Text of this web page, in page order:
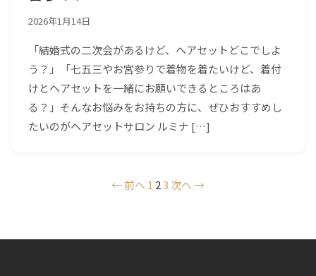
2026年1月14日
「結婚式の二次会があるけど、ヘアセットどこでしよ
う？」「七五三やお宮参りで着物を着たいけど、着付
けとヘアセットを一緒にお願いできるところはあ
る？」そんなお悩みをお持ちの方に、ぜひおすすめし
たいのがヘアセットサロン ルミナ […]
の
← 前へ 1 23 次へ →